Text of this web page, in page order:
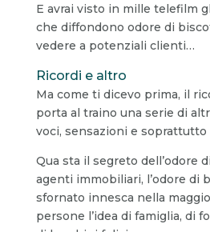
E avrai visto in mille telefilm
che diffondono odore di
vedere a potenziali clienti…
Ricordi e altro
Ma come ti dicevo prima, il
porta al traino una serie di
voci, sensazioni e soprattutto
Qua sta il segreto dell’odore
agenti immobiliari, l’odore di
sfornato innesca nella
persone l’idea di famiglia, di